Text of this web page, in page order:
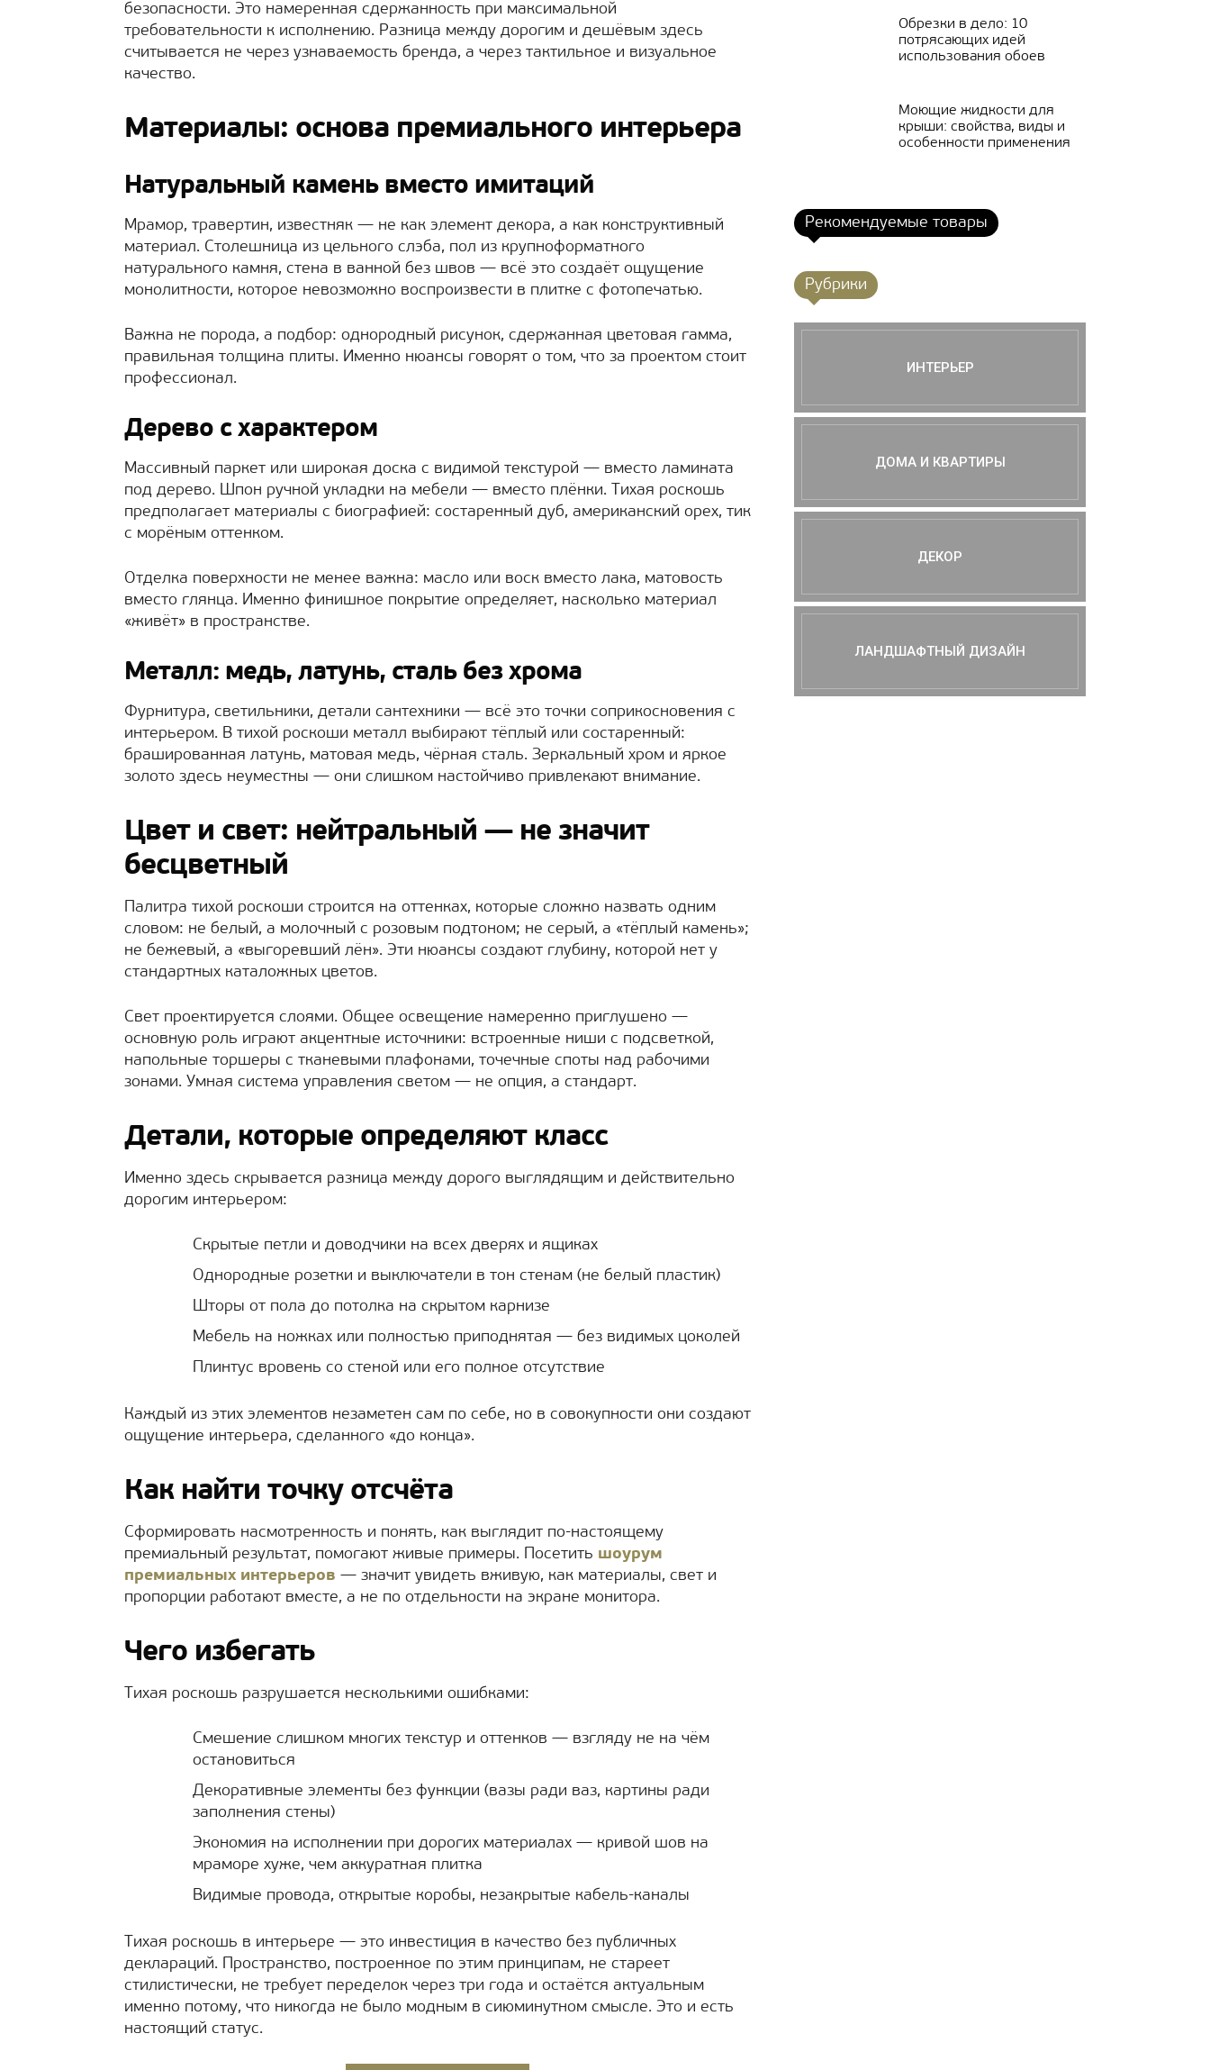
безопасности. Это намеренная сдержанность при максимальной
требовательности к исполнению. Разница между дорогим и дешёвым здесь
считывается не через узнаваемость бренда, а через тактильное и визуальное
качество.
Материалы: основа премиального интерьера
Натуральный камень вместо имитаций
Мрамор, травертин, известняк — не как элемент декора, а как конструктивный
материал. Столешница из цельного слэба, пол из крупноформатного
натурального камня, стена в ванной без швов — всё это создаёт ощущение
монолитности, которое невозможно воспроизвести в плитке с фотопечатью.
Важна не порода, а подбор: однородный рисунок, сдержанная цветовая гамма,
правильная толщина плиты. Именно нюансы говорят о том, что за проектом стоит
профессионал.
Дерево с характером
Массивный паркет или широкая доска с видимой текстурой — вместо ламината
под дерево. Шпон ручной укладки на мебели — вместо плёнки. Тихая роскошь
предполагает материалы с биографией: состаренный дуб, американский орех, тик
с морёным оттенком.
Отделка поверхности не менее важна: масло или воск вместо лака, матовость
вместо глянца. Именно финишное покрытие определяет, насколько материал
«живёт» в пространстве.
Металл: медь, латунь, сталь без хрома
Фурнитура, светильники, детали сантехники — всё это точки соприкосновения с
интерьером. В тихой роскоши металл выбирают тёплый или состаренный:
брашированная латунь, матовая медь, чёрная сталь. Зеркальный хром и яркое
золото здесь неуместны — они слишком настойчиво привлекают внимание.
Цвет и свет: нейтральный — не значит
бесцветный
Палитра тихой роскоши строится на оттенках, которые сложно назвать одним
словом: не белый, а молочный с розовым подтоном; не серый, а «тёплый камень»;
не бежевый, а «выгоревший лён». Эти нюансы создают глубину, которой нет у
стандартных каталожных цветов.
Свет проектируется слоями. Общее освещение намеренно приглушено —
основную роль играют акцентные источники: встроенные ниши с подсветкой,
напольные торшеры с тканевыми плафонами, точечные споты над рабочими
зонами. Умная система управления светом — не опция, а стандарт.
Детали, которые определяют класс
Именно здесь скрывается разница между дорого выглядящим и действительно
дорогим интерьером:
Скрытые петли и доводчики на всех дверях и ящиках
Однородные розетки и выключатели в тон стенам (не белый пластик)
Шторы от пола до потолка на скрытом карнизе
Мебель на ножках или полностью приподнятая — без видимых цоколей
Плинтус вровень со стеной или его полное отсутствие
Каждый из этих элементов незаметен сам по себе, но в совокупности они создают
ощущение интерьера, сделанного «до конца».
Как найти точку отсчёта
Сформировать насмотренность и понять, как выглядит по-настоящему
премиальный результат, помогают живые примеры. Посетить шоурум
премиальных интерьеров — значит увидеть вживую, как материалы, свет и
пропорции работают вместе, а не по отдельности на экране монитора.
Чего избегать
Тихая роскошь разрушается несколькими ошибками:
Смешение слишком многих текстур и оттенков — взгляду не на чём
остановиться
Декоративные элементы без функции (вазы ради ваз, картины ради
заполнения стены)
Экономия на исполнении при дорогих материалах — кривой шов на
мраморе хуже, чем аккуратная плитка
Видимые провода, открытые коробы, незакрытые кабель-каналы
Тихая роскошь в интерьере — это инвестиция в качество без публичных
деклараций. Пространство, построенное по этим принципам, не стареет
стилистически, не требует переделок через три года и остаётся актуальным
именно потому, что никогда не было модным в сиюминутном смысле. Это и есть
настоящий статус.
Обрезки в дело: 10
потрясающих идей
использования обоев
Моющие жидкости для
крыши: свойства, виды и
особенности применения
Рекомендуемые товары
Рубрики
ИНТЕРЬЕР
ДОМА И КВАРТИРЫ
ДЕКОР
ЛАНДШАФТНЫЙ ДИЗАЙН